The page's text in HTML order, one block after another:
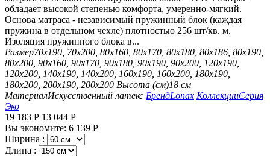
обладает высокой степенью комфорта, умеренно-мягкий.
Основа матраса - независимый пружинный блок (каждая
пружина в отдельном чехле) плотностью 256 шт/кв. м.
Изоляция пружинного блока в...
Размер70х190, 70х200, 80х160, 80х170, 80х180, 80х186, 80х190,
80х200, 90х160, 90х170, 90х180, 90х190, 90х200, 120х190,
120х200, 140х190, 140х200, 160х190, 160х200, 180х190,
180х200, 200х190, 200х200 Высота (см)18 см
МатериалИскусственный латекс БрендLonax КоллекцииСерия
Эко
19 183 Р 13 044 Р
Вы экономите: 6 139 Р
Ширина :
Длина :